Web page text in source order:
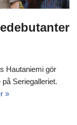
Hautaniemi gör
Seriegalleriet.
»